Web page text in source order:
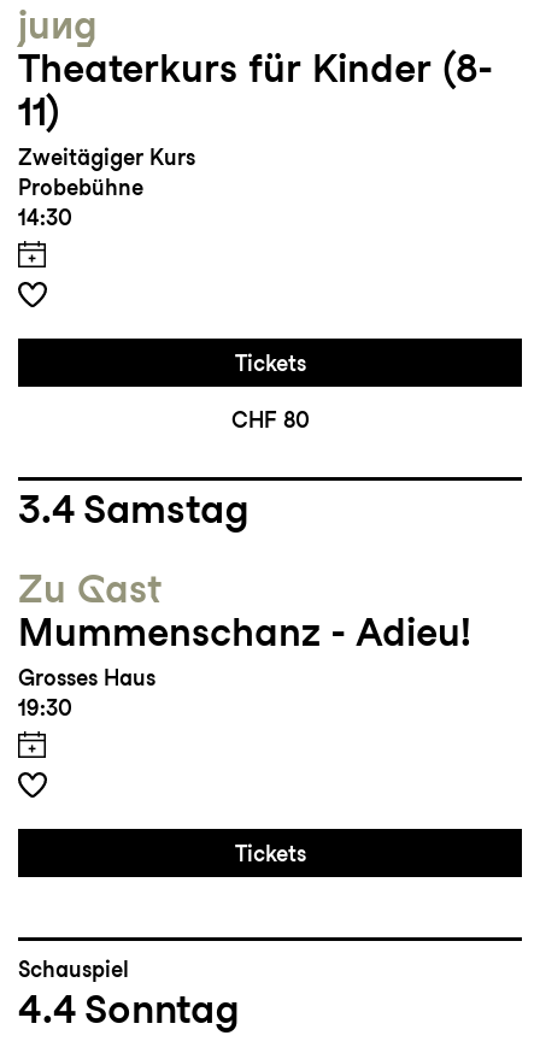
jung
Theaterkurs für Kinder (8-
11)
Zweitägiger Kurs
Probebühne
14:30
Tickets
CHF 80
3.4 Samstag
Zu Gast
Mummenschanz - Adieu!
Grosses Haus
19:30
Tickets
Schauspiel
4.4 Sonntag